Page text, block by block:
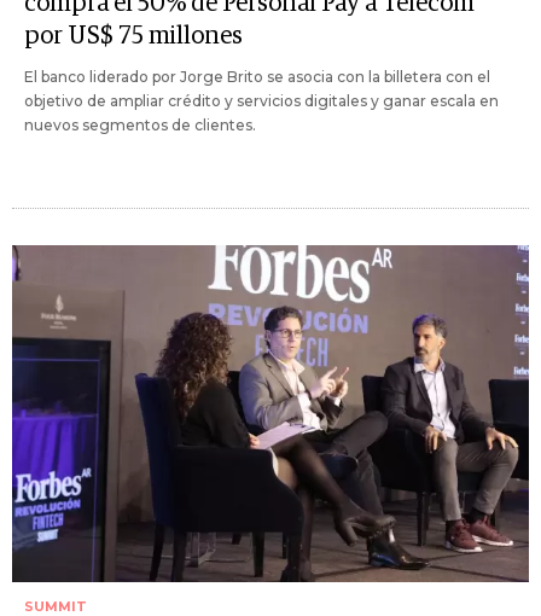
por US$ 75 millones
El banco liderado por Jorge Brito se asocia con la billetera con el
objetivo de ampliar crédito y servicios digitales y ganar escala en
nuevos segmentos de clientes.
SUMMIT